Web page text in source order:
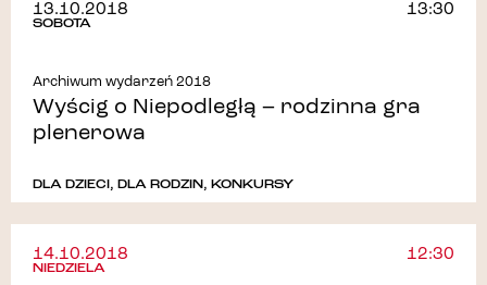
13.10.2018
SOBOTA
13:30
Archiwum wydarzeń 2018
Wyścig o Niepodległą – rodzinna gra
plenerowa
DLA DZIECI, DLA RODZIN, KONKURSY
14.10.2018
NIEDZIELA
12:30